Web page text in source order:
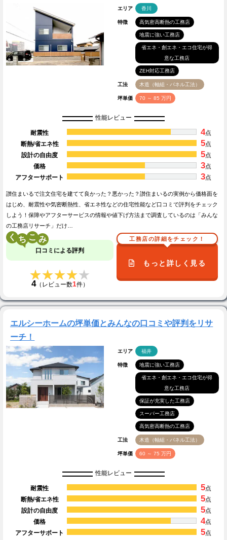
エリア 香川
特徴 高気密高断熱の工務店
地震に強い工務店
省エネ・創エネ・エコ住宅が得
意な工務店
ZEH対応工務店
工法 木造（軸組・パネル工法）
坪単価 70 ～ 85 万円
性能レビュー
耐震性 4点
断熱/省エネ性
5点
設計の自由度
5点
価格
3点
アフターサポート
3点
讃住まいるで注文住宅を建てて良かった？悪かった？讃住まいるの実例から価格面を
はじめ、耐震性や気密断熱性、省エネ性などの住宅性能など口コミで評判をチェック
しよう！保障やアフターサービスの情報や値下げ方法まで調査しているのは「みんな
の工務店リサーチ」だけ…
く こ
口コミによる評判
★★★★★
★★★★★
4（レビュー数1件）
工務店の詳細をチェック！
もっと詳しく見る
エルシーホームの坪単価とみんなの口コミや評判をリサ
ーチ！
エリア 福井
特徴 地震に強い工務店
省エネ・創エネ・エコ住宅が得
意な工務店
保証が充実した工務店
スーパー工務店
高気密高断熱の工務店
工法 木造（軸組・パネル工法）
坪単価 60 ～ 75 万円
性能レビュー
耐震性 5点
断熱/省エネ性
5点
設計の自由度
5点
価格
4点
アフターサポート
5点